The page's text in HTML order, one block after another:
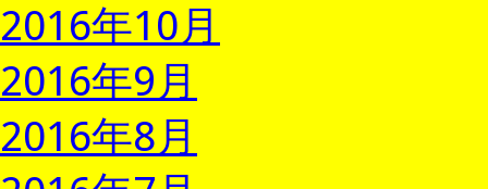
2016年10月
2016年9月
2016年8月